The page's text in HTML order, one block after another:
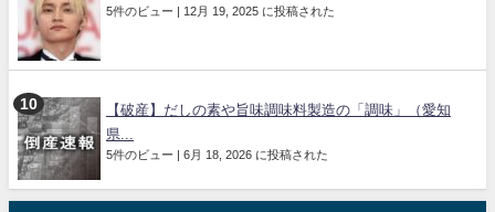
5件のビュー | 12月 19, 2025 に投稿された
【破産】だしの素や旨味調味料製造の「調味」（愛知
県...
5件のビュー | 6月 18, 2026 に投稿された